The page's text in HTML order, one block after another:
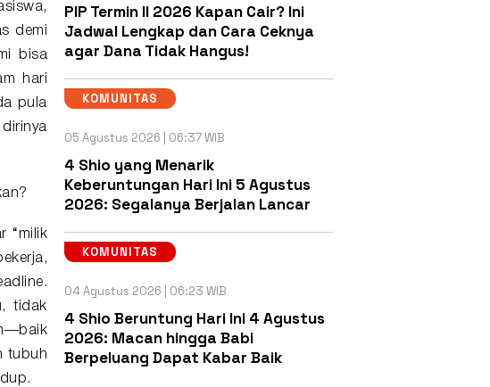
demi
bisa
hari
pula
“milik
tidak
tubuh
PIP Termin II 2026 Kapan Cair? Ini
Jadwal Lengkap dan Cara Ceknya
agar Dana Tidak Hangus!
KOMUNITAS
05 Agustus 2026 | 06:37 WIB
4 Shio yang Menarik
Keberuntungan Hari Ini 5 Agustus
2026: Segalanya Berjalan Lancar
KOMUNITAS
04 Agustus 2026 | 06:23 WIB
4 Shio Beruntung Hari Ini 4 Agustus
2026: Macan hingga Babi
Berpeluang Dapat Kabar Baik